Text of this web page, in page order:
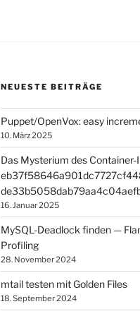
NEUESTE BEITRÄGE
Puppet/OpenVox: easy
10. März 2025
Das Mysterium des
16. Januar 2025
MySQL-Deadlock finden —
Profiling
28. November 2024
mtail testen mit Golden Files
18. September 2024